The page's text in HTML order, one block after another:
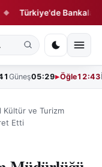
Türkiye'de Bankalara
Güneş05:29 Öğle12:43
Kültür ve Turizm
Etti